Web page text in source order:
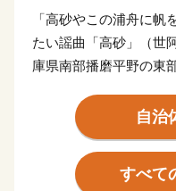
「高砂やこの浦舟に
たい謡曲「高砂」（世
庫県南部播磨平野の東
な泊として栄えてきま
西部の日笠山や中央部
跡が発見されており、
自治
すべて